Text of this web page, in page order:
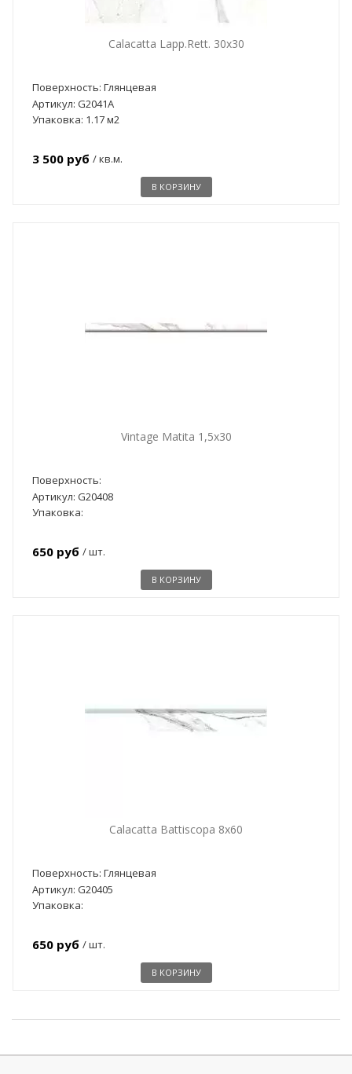
Calacatta Lapp.Rett. 30x30
Поверхность: Глянцевая
Артикул: G2041A
Упаковка: 1.17 м2
3 500 руб / кв.м.
В КОРЗИНУ
Vintage Matita 1,5x30
Поверхность:
Артикул: G20408
Упаковка:
650 руб / шт.
В КОРЗИНУ
Calacatta Battiscopa 8x60
Поверхность: Глянцевая
Артикул: G20405
Упаковка:
650 руб / шт.
В КОРЗИНУ